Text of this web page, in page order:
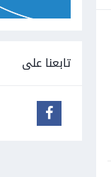
تابعنا على